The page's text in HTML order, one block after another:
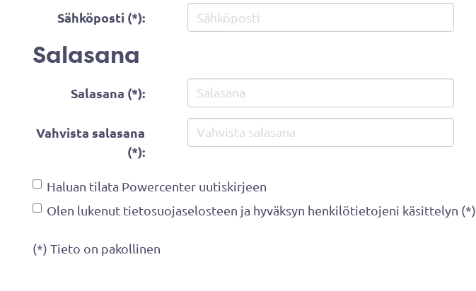
Sähköposti (*):
Salasana
Salasana (*):
Vahvista salasana
(*):
Haluan tilata Powercenter uutiskirjeen
Olen lukenut tietosuojaselosteen ja hyväksyn henkilötietojeni käsittelyn (*)
(*) Tieto on pakollinen